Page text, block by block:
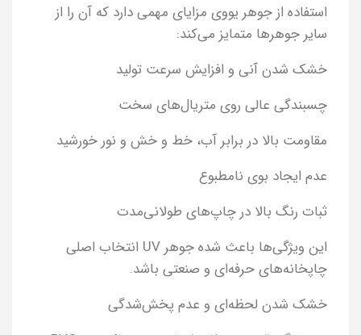
استفاده از جوهر یووی مزایای مهمی دارد که آن را از
سایر جوهرها متمایز می‌کند:
خشک شدن آنی و افزایش سرعت تولید
چسبندگی عالی روی متریال‌های سخت
مقاومت بالا در برابر آب، خط و خش و نور خورشید
عدم ایجاد بوی نامطبوع
ثبات رنگ بالا در چاپ‌های طولانی‌مدت
این ویژگی‌ها باعث شده جوهر UV انتخاب اصلی
چاپخانه‌های حرفه‌ای و صنعتی باشد.
خشک شدن لحظه‌ای و عدم پخش‌شدگی